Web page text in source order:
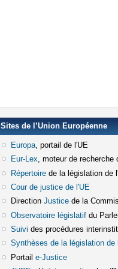
Sites de l’Union Européenne
Europa(le lien est externe)
, portail de l'UE
Eur-Lex(le lien est externe)
, moteur de recherche
Répertoire(le lien est externe)
de la législation de
Cour de justice de l'UE
Direction Justice(le lien est
de la
Observatoire législatif(le lien
du
Suivi (le lien est externe)
des procédures
Synthèses de la législation de
Portail e-Justice(le lien est